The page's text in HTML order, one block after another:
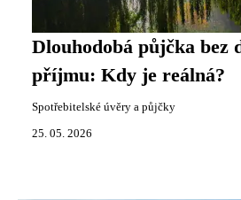
Dlouhodobá půjčka bez
příjmu: Kdy je reálná?
Spotřebitelské úvěry a půjčky
25. 05. 2026